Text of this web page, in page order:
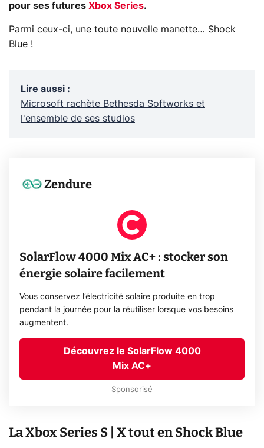
pour ses futures Xbox Series.
Parmi ceux-ci, une toute nouvelle manette… Shock
Blue !
Lire aussi :
Microsoft rachète Bethesda Softworks et
l'ensemble de ses studios
Zendure
SolarFlow 4000 Mix AC+ : stocker son
énergie solaire facilement
Vous conservez l’électricité solaire produite en trop
pendant la journée pour la réutiliser lorsque vos besoins
augmentent.
Découvrez le SolarFlow 4000
Mix AC+
Sponsorisé
La Xbox Series S | X tout en Shock Blue